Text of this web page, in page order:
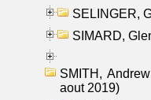
SELINGER,
SIMARD,
SMITH,
aout 2019)